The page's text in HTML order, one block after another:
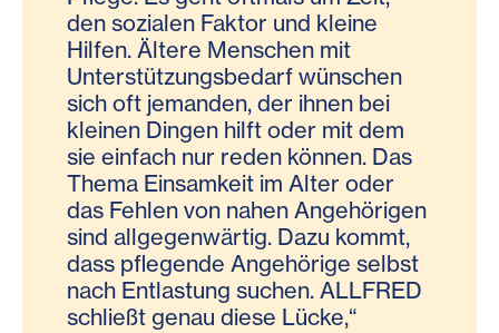
den sozialen Faktor und kleine
Hilfen. Ältere Menschen mit
Unterstützungsbedarf wünschen
sich oft jemanden, der ihnen bei
kleinen Dingen hilft oder mit dem
sie einfach nur reden können. Das
Thema Einsamkeit im Alter oder
das Fehlen von nahen Angehörigen
sind allgegenwärtig. Dazu kommt,
dass pflegende Angehörige selbst
nach Entlastung suchen. ALLFRED
schließt genau diese Lücke,“